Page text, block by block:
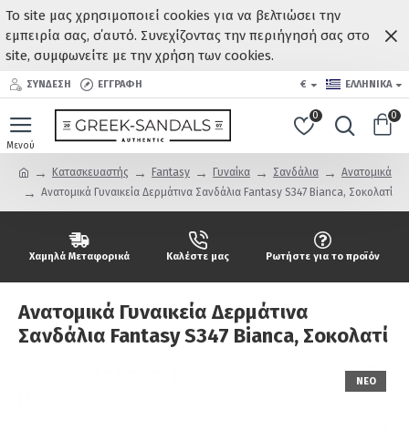
Το site μας χρησιμοποιεί cookies για να βελτιώσει την
εμπειρία σας, σ΄αυτό. Συνεχίζοντας την περιήγησή σας στο
site, συμφωνείτε με την χρήση των cookies.
ΣΥΝΔΕΣΗ ΕΓΓΡΑΦΗ € ΕΛΛΗΝΙΚΆ
0 0
Κατασκευαστής Fantasy Γυναίκα Σανδάλια
Ανατομικά
Ανατομικά Γυναικεία Δερμάτινα Σανδάλια Fantasy S347 Bianca, Σοκολατί
Χαμηλά Μεταφορικά Καλέστε μας Ρωτήστε για το προϊόν
Ανατομικά Γυναικεία Δερμάτινα
Σανδάλια Fantasy S347 Bianca, Σοκολατί
ΝΕΟ